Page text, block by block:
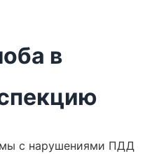
в
с нарушениями ПДД